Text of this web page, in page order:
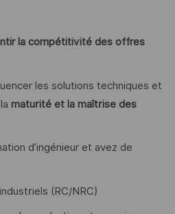
la compétitivité des offres
les solutions techniques et
maturité et la maîtrise des
d’ingénieur et avez de
(RC/NRC)